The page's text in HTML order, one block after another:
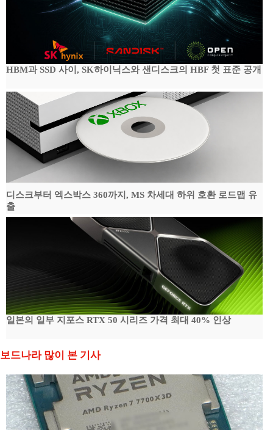
HBM과 SSD 사이, SK하이닉스와 샌디스크의 HBF 첫 표준 공개
디스크부터 엑스박스 360까지, MS 차세대 하위 호환 로드맵 유
출
일본의 일부 지포스 RTX 50 시리즈 가격 최대 40% 인상
보드나라 많이 본 기사